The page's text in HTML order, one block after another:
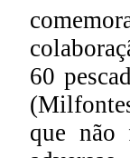
60
que não